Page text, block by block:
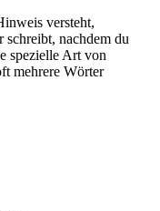
versteht,
schreibt, nachdem du
spezielle Art von
mehrere Wörter